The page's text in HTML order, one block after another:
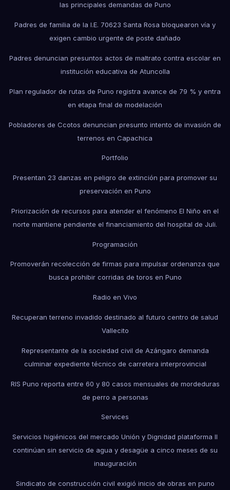
las principales demandas de Puno
Padres de familia de la I.E. 70623 Santa Rosa bloquearon vía y
exigen cambio urgente de poste dañado
Padres denuncian presuntos actos de maltrato contra escolar en
institución educativa de Atuncolla
Plan regulador de rutas de Puno registra avance de 79 % y entra
en etapa final de modelación
Pobladores de Ccotos denuncian presunto intento de invasión de
terrenos en Capachica
Portfolio
Presentan 23 danzas en peligro de extinción para promover su
preservación en Puno
Priorización de recursos para atender el fenómeno El Niño en el
norte mantiene pendiente el financiamiento del hospital de Juli.
Programación
Promoverán recolección de firmas para impulsar ordenanza que
busca prohibir corridas de toros en Puno
Radio en Vivo
Recuperan terreno invadido destinado al futuro centro de salud
Vallecito
Representante de la sociedad civil de Azángaro demanda
culminar expediente técnico de carretera interprovincial
RIS Puno reporta entre 60 y 80 casos mensuales de mordeduras
de perro a personas
Services
Servicios higiénicos del mercado Unión y Dignidad plataforma II
continúan sin servicio de agua y desagüe a cinco meses de su
inauguración
Sindicato de construcción civil exigió inicio de obras en puno